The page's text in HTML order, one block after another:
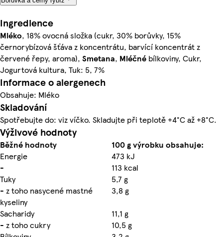
Ingredience
Mléko, 18% ovocná složka (cukr, 30% borůvky, 15%
černorybízová šťáva z koncentrátu, barvící koncentrát z
červené řepy, aroma), Smetana, Mléčné bílkoviny, Cukr,
Jogurtová kultura, Tuk: 5, 7%
Informace o alergenech
Obsahuje: Mléko
Skladování
Spotřebujte do: viz víčko. Skladujte při teplotě +4°C až +8°C.
Výživové hodnoty
Běžné hodnoty
100 g výrobku obsahuje:
Energie
473 kJ
-
113 kcal
Tuky
5,7 g
- z toho nasycené mastné
kyseliny
3,8 g
Sacharidy
11,1 g
- z toho cukry
10,5 g